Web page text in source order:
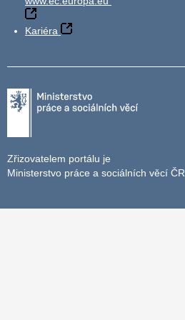
Kariéra
Zřizovatelem portálu je
Ministerstvo práce a sociálních věcí ČR